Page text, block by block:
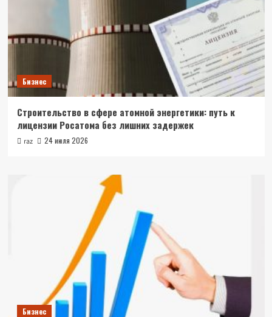
Бизнес
Строительство в сфере атомной энергетики: путь к
лицензии Росатома без лишних задержек
raz 24 июля 2026
Бизнес